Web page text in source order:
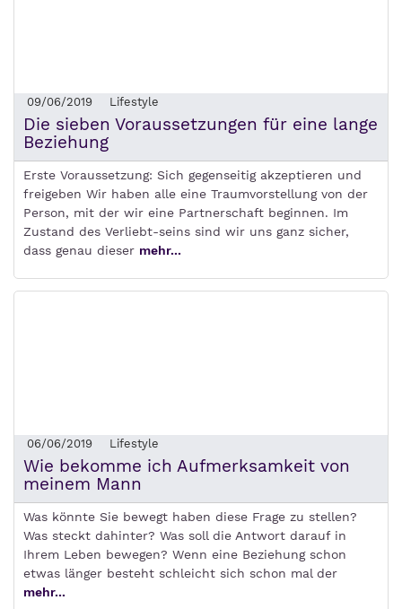
09/06/2019 Lifestyle
Die sieben Voraussetzungen für eine lange
Beziehung
Erste Voraussetzung: Sich gegenseitig akzeptieren und
freigeben Wir haben alle eine Traumvorstellung von der
Person, mit der wir eine Partnerschaft beginnen. Im
Zustand des Verliebt-seins sind wir uns ganz sicher,
dass genau dieser mehr...
06/06/2019 Lifestyle
Wie bekomme ich Aufmerksamkeit von
meinem Mann
Was könnte Sie bewegt haben diese Frage zu stellen?
Was steckt dahinter? Was soll die Antwort darauf in
Ihrem Leben bewegen? Wenn eine Beziehung schon
etwas länger besteht schleicht sich schon mal der
mehr...